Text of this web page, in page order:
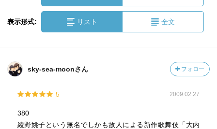
表示形式: リスト 全文
sky-sea-moonさん フォロー
5 2009.02.27
380
綾野姚子という無名でしかも故人による新作歌舞伎「大内